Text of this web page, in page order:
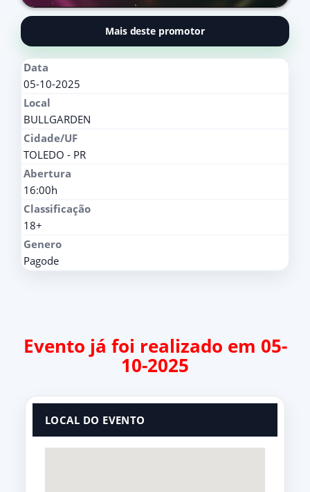
Mais deste promotor
Data
05-10-2025
Local
BULLGARDEN
Cidade/UF
TOLEDO - PR
Abertura
16:00h
Classificação
18+
Genero
Pagode
Evento já foi realizado em 05-
10-2025
LOCAL DO EVENTO